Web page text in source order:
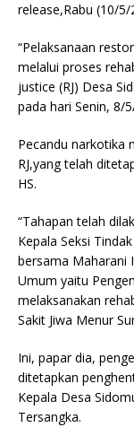
release,Rabu (10/5/
“Pelaksanaan
melalui proses
justice (RJ) Desa
pada hari Senin, 8/
Pecandu narkotika
RJ,yang telah
HS.
“Tahapan telah
Kepala Seksi
bersama Maharani
Umum yaitu
melaksanakan
Sakit Jiwa Menur
Ini, papar dia,
ditetapkan
Kepala Desa
Tersangka.